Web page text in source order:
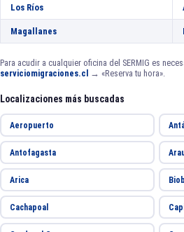
Los Ríos
Magallanes
Para acudir a cualquier oficina del SERMIG es
serviciomigraciones.cl → «Reserva tu hora».
Localizaciones más buscadas
Aeropuerto
Antofagasta
Arica
Cachapoal